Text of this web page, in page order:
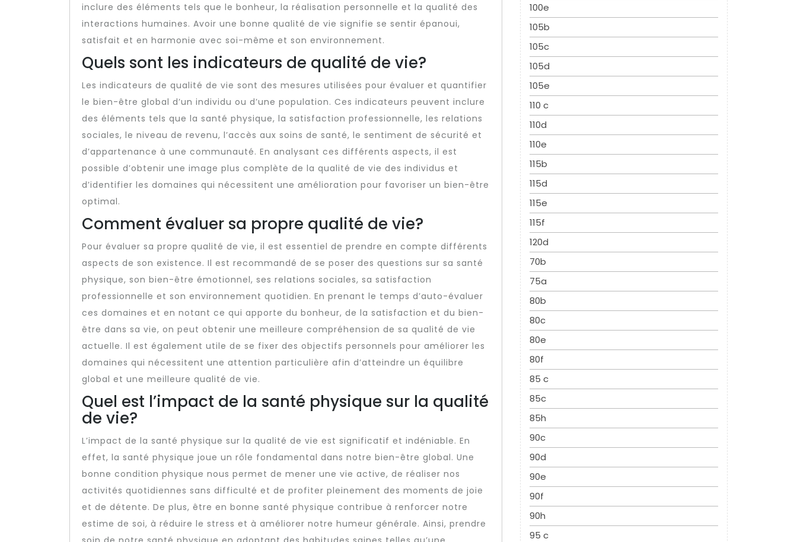
inclure des éléments tels que le bonheur, la réalisation personnelle et la qualité des
interactions humaines. Avoir une bonne qualité de vie signifie se sentir épanoui,
satisfait et en harmonie avec soi-même et son environnement.
Quels sont les indicateurs de qualité de vie?
Les indicateurs de qualité de vie sont des mesures utilisées pour évaluer et quantifier
le bien-être global d’un individu ou d’une population. Ces indicateurs peuvent inclure
des éléments tels que la santé physique, la satisfaction professionnelle, les relations
sociales, le niveau de revenu, l’accès aux soins de santé, le sentiment de sécurité et
d’appartenance à une communauté. En analysant ces différents aspects, il est
possible d’obtenir une image plus complète de la qualité de vie des individus et
d’identifier les domaines qui nécessitent une amélioration pour favoriser un bien-être
optimal.
Comment évaluer sa propre qualité de vie?
Pour évaluer sa propre qualité de vie, il est essentiel de prendre en compte différents
aspects de son existence. Il est recommandé de se poser des questions sur sa santé
physique, son bien-être émotionnel, ses relations sociales, sa satisfaction
professionnelle et son environnement quotidien. En prenant le temps d’auto-évaluer
ces domaines et en notant ce qui apporte du bonheur, de la satisfaction et du bien-
être dans sa vie, on peut obtenir une meilleure compréhension de sa qualité de vie
actuelle. Il est également utile de se fixer des objectifs personnels pour améliorer les
domaines qui nécessitent une attention particulière afin d’atteindre un équilibre
global et une meilleure qualité de vie.
Quel est l’impact de la santé physique sur la qualité
de vie?
L’impact de la santé physique sur la qualité de vie est significatif et indéniable. En
effet, la santé physique joue un rôle fondamental dans notre bien-être global. Une
bonne condition physique nous permet de mener une vie active, de réaliser nos
activités quotidiennes sans difficulté et de profiter pleinement des moments de joie
et de détente. De plus, être en bonne santé physique contribue à renforcer notre
estime de soi, à réduire le stress et à améliorer notre humeur générale. Ainsi, prendre
100e
105b
105c
105d
105e
110 c
110d
110e
115b
115d
115e
115f
120d
70b
75a
80b
80c
80e
80f
85 c
85c
85h
90c
90d
90e
90f
90h
95 c